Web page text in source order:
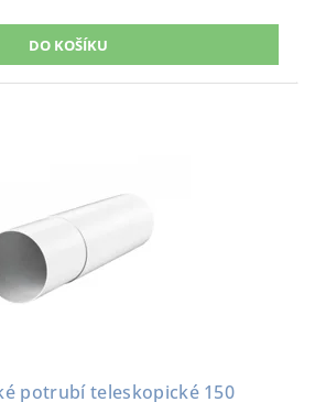
potrubí teleskopické 150